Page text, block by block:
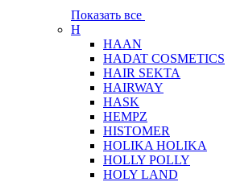
Показать все
H
HAAN
HADAT COSMETICS
HAIR SEKTA
HAIRWAY
HASK
HEMPZ
HISTOMER
HOLIKA HOLIKA
HOLLY POLLY
HOLY LAND